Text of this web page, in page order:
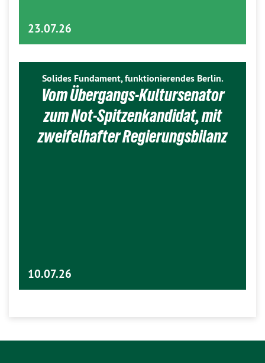
23.07.26
Solides Fundament, funktionierendes Berlin.
Vom Übergangs-Kultursenator
zum Not-Spitzenkandidat, mit
zweifelhafter Regierungsbilanz
10.07.26